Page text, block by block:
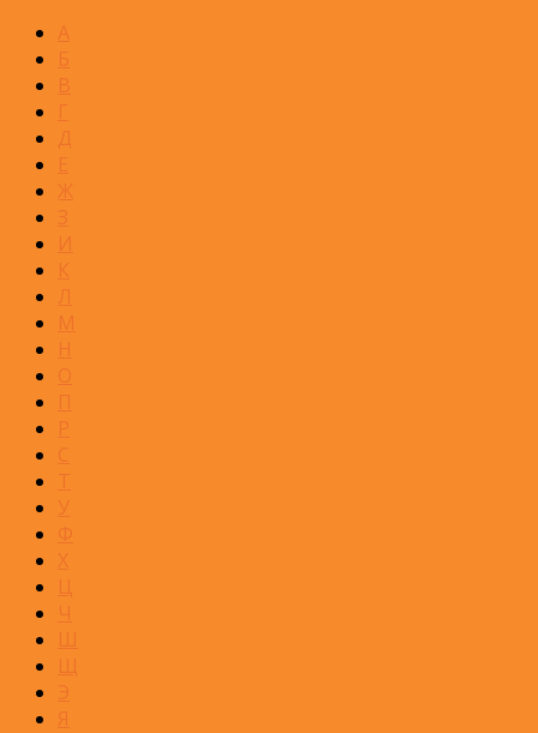
А
Б
В
Г
Д
Е
Ж
З
И
К
Л
М
Н
О
П
Р
С
Т
У
Ф
Х
Ц
Ч
Ш
Щ
Э
Я